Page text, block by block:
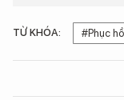
TỪ KHÓA: #Phục